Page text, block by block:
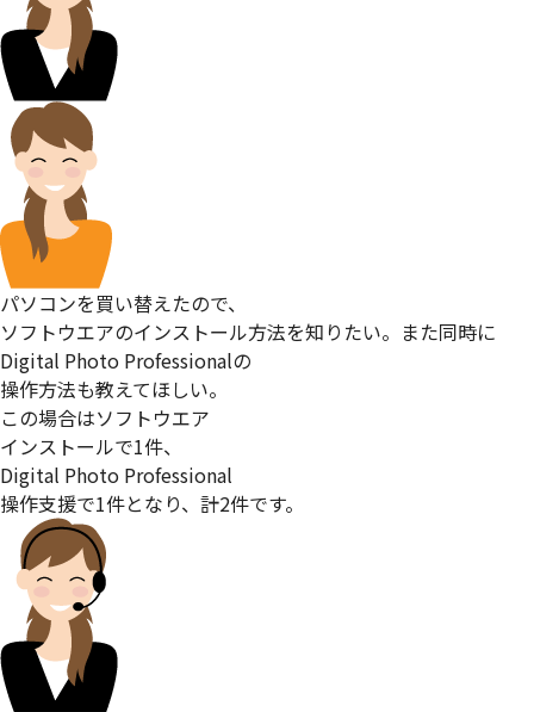
パソコンを買い替えたので、
ソフトウエアのインストール方法を知りたい。また同時に
Digital Photo Professionalの
操作方法も教えてほしい。
この場合はソフトウエア
インストールで1件、
Digital Photo Professional
操作支援で1件となり、計2件です。